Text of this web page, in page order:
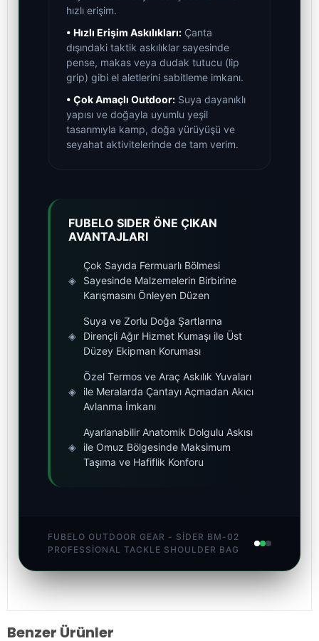
hızlı erişim.
• Hızlı Erişim Askılıkları: Çanta
dışındaki taktik askılıklar sayesinde
pense, makas veya dudak tutucu (lip
grip) gibi el aletlerini sabitleme imkanı.
• Çok Amaçlı Outdoor: Suya dayanıklı
yapısı ve doğayla uyumlu yeşil
tasarımıyla kamp, doğa yürüyüşü ve
seyahat aktivitelerinde de tam verim.
FUBELO SIDER ÖNE ÇIKAN
AVANTAJLARI
◈
Çok Sayıda Fermuarlı Bölmesi
Sayesinde Malzemelerin Birbirine
Karışmasını Önleyen Düzen
◈
Suya ve Zorlu Doğa Şartlarına
Dirençli Ağır Hizmet Kumaşı ile Üst
Düzey Ekipman Koruması
◈
Özel Termos ve Araç Askılık Yuvaları
ile Meralarda Çantayı Açmadan Akıcı
Avlanma İmkanı
◈
Ayarlanabilir Anatomik Dolgulu Askısı
ile Omuz Bölgesinde Maksimum
Taşıma ve Hafiflik Konforu
FUBELO OUTDOOR GEAR - SIDER BM-02
PROFESSIONAL TACKLE SHOULDER BAG
Benzer Ürünler